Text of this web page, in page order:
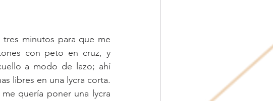
minutos para que me
con peto en cruz, y
a modo de lazo; ahí
libres en una lycra corta.
quería poner una lycra